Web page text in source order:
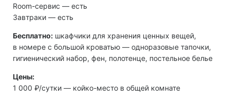
Room-сервис — есть
Завтраки — есть
Бесплатно: шкафчики для хранения ценных вещей,
в номере с большой кроватью — одноразовые тапочки,
гигиенический набор, фен, полотенце, постельное белье
Цены:
1 000 ₽/сутки — койко-место в общей комнате